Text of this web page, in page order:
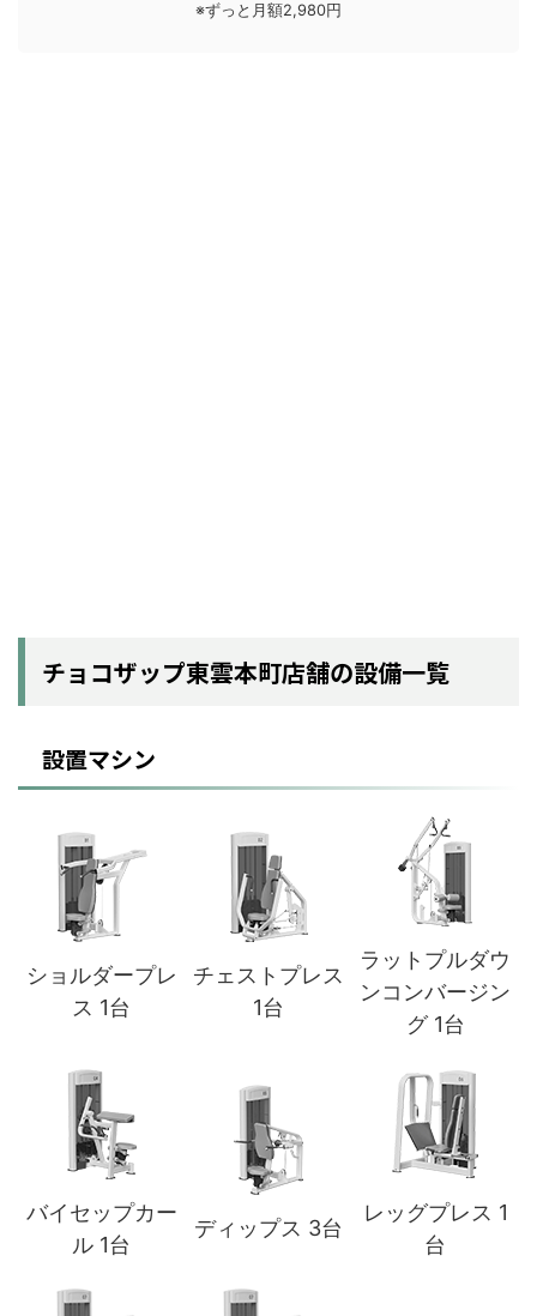
※ずっと月額2,980円
チョコザップ東雲本町店舗の設備一覧
設置マシン
ショルダープレ
ス 1台
チェストプレス
1台
ラットプルダウ
ンコンバージン
グ 1台
バイセップカー
ル 1台
ディップス 3台
レッグプレス 1
台